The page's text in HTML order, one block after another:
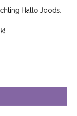
Hallo Joods.